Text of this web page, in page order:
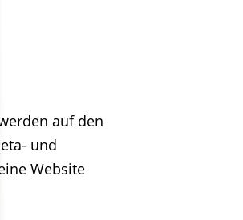
auf den
und
Website